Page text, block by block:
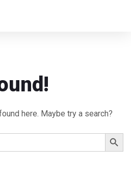
here. Maybe try a search?
Search Button